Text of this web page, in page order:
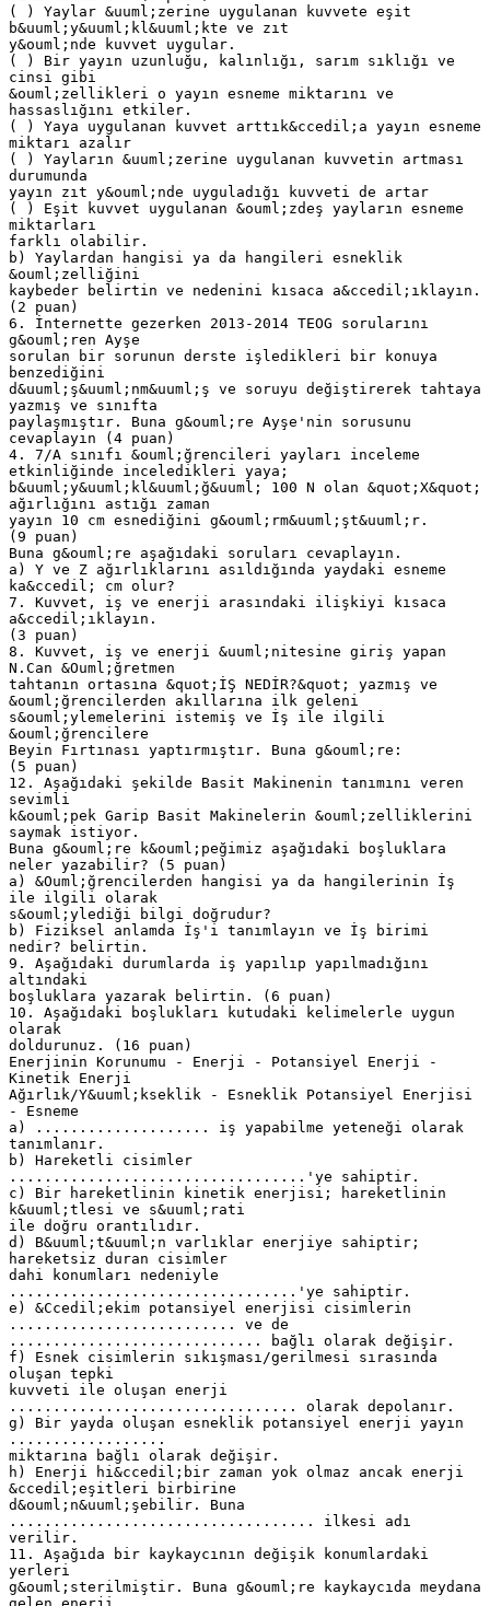
( ) Yaylar &uuml;zerine uygulanan kuvvete eşit
b&uuml;y&uuml;kl&uuml;kte ve zıt
y&ouml;nde kuvvet uygular.
( ) Bir yayın uzunluğu, kalınlığı, sarım sıklığı ve
cinsi gibi
&ouml;zellikleri o yayın esneme miktarını ve
hassaslığını etkiler.
( ) Yaya uygulanan kuvvet arttık&ccedil;a yayın esneme
miktarı azalır
( ) Yayların &uuml;zerine uygulanan kuvvetin artması
durumunda
yayın zıt y&ouml;nde uyguladığı kuvveti de artar
( ) Eşit kuvvet uygulanan &ouml;zdeş yayların esneme
miktarları
farklı olabilir.
b) Yaylardan hangisi ya da hangileri esneklik
&ouml;zelliğini
kaybeder belirtin ve nedenini kısaca a&ccedil;ıklayın.
(2 puan)
6. İnternette gezerken 2013-2014 TEOG sorularını
g&ouml;ren Ayşe
sorulan bir sorunun derste işledikleri bir konuya
benzediğini
d&uuml;ş&uuml;nm&uuml;ş ve soruyu değiştirerek tahtaya
yazmış ve sınıfta
paylaşmıştır. Buna g&ouml;re Ayşe'nin sorusunu
cevaplayın (4 puan)
4. 7/A sınıfı &ouml;ğrencileri yayları inceleme
etkinliğinde inceledikleri yaya;
b&uuml;y&uuml;kl&uuml;ğ&uuml; 100 N olan &quot;X&quot;
ağırlığını astığı zaman
yayın 10 cm esnediğini g&ouml;rm&uuml;şt&uuml;r.
(9 puan)
Buna g&ouml;re aşağıdaki soruları cevaplayın.
a) Y ve Z ağırlıklarını asıldığında yaydaki esneme
ka&ccedil; cm olur?
7. Kuvvet, iş ve enerji arasındaki ilişkiyi kısaca
a&ccedil;ıklayın.
(3 puan)
8. Kuvvet, iş ve enerji &uuml;nitesine giriş yapan
N.Can &Ouml;ğretmen
tahtanın ortasına &quot;İŞ NEDİR?&quot; yazmış ve
&ouml;ğrencilerden akıllarına ilk geleni
s&ouml;ylemelerini istemiş ve İş ile ilgili
&ouml;ğrencilere
Beyin Fırtınası yaptırmıştır. Buna g&ouml;re:
(5 puan)
12. Aşağıdaki şekilde Basit Makinenin tanımını veren
sevimli
k&ouml;pek Garip Basit Makinelerin &ouml;zelliklerini
saymak istiyor.
Buna g&ouml;re k&ouml;peğimiz aşağıdaki boşluklara
neler yazabilir? (5 puan)
a) &Ouml;ğrencilerden hangisi ya da hangilerinin İş
ile ilgili olarak
s&ouml;ylediği bilgi doğrudur?
b) Fiziksel anlamda İş'i tanımlayın ve İş birimi
nedir? belirtin.
9. Aşağıdaki durumlarda iş yapılıp yapılmadığını
altındaki
boşluklara yazarak belirtin. (6 puan)
10. Aşağıdaki boşlukları kutudaki kelimelerle uygun
olarak
doldurunuz. (16 puan)
Enerjinin Korunumu - Enerji - Potansiyel Enerji -
Kinetik Enerji
Ağırlık/Y&uuml;kseklik - Esneklik Potansiyel Enerjisi
- Esneme
a) .................... iş yapabilme yeteneği olarak
tanımlanır.
b) Hareketli cisimler
..................................'ye sahiptir.
c) Bir hareketlinin kinetik enerjisi; hareketlinin
k&uuml;tlesi ve s&uuml;rati
ile doğru orantılıdır.
d) B&uuml;t&uuml;n varlıklar enerjiye sahiptir;
hareketsiz duran cisimler
dahi konumları nedeniyle
.................................'ye sahiptir.
e) &Ccedil;ekim potansiyel enerjisi cisimlerin
.......................... ve de
............................. bağlı olarak değişir.
f) Esnek cisimlerin sıkışması/gerilmesi sırasında
oluşan tepki
kuvveti ile oluşan enerji
................................. olarak depolanır.
g) Bir yayda oluşan esneklik potansiyel enerji yayın
..................
miktarına bağlı olarak değişir.
h) Enerji hi&ccedil;bir zaman yok olmaz ancak enerji
&ccedil;eşitleri birbirine
d&ouml;n&uuml;şebilir. Buna
................................... ilkesi adı
verilir.
11. Aşağıda bir kaykaycının değişik konumlardaki
yerleri
g&ouml;sterilmiştir. Buna g&ouml;re kaykaycıda meydana